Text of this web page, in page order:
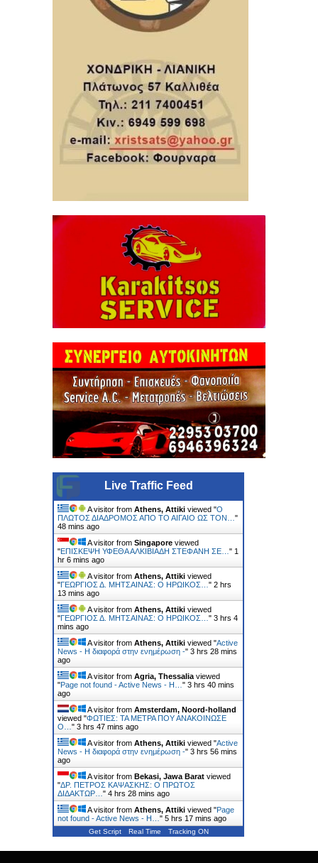
Live Traffic Feed
A visitor from Athens, Attiki viewed "Ο
ΠΛΩΤΟΣ ΔΙΑΔΡΟΜΟΣ ΑΠΟ ΤΟ ΑΙΓΑΙΟ ΩΣ ΤΟΝ… "
48 mins ago
A visitor from Singapore viewed
"ΕΠΙΣΚΕΨΗ ΥΦΕΘΑ ΑΛΚΙΒΙΑΔΗ ΣΤΕΦΑΝΗ ΣΕ… " 1
hr 6 mins ago
A visitor from Athens, Attiki viewed
"ΓΕΩΡΓΙΟΣ Δ. ΜΗΤΣΑΙΝΑΣ: Ο ΗΡΩΙΚΟΣ… " 2 hrs
13 mins ago
A visitor from Athens, Attiki viewed
"ΓΕΩΡΓΙΟΣ Δ. ΜΗΤΣΑΙΝΑΣ: Ο ΗΡΩΙΚΟΣ… " 3 hrs 4
mins ago
A visitor from Athens, Attiki viewed "Active
News - Η διαφορά στην ενημέρωση -" 3 hrs 28 mins
ago
A visitor from Agria, Thessalia viewed
"Page not found - Active News - Η… " 3 hrs 40 mins
ago
A visitor from Amsterdam, Noord-holland
viewed "ΦΩΤΙΕΣ: ΤΑ ΜΕΤΡΑ ΠΟΥ ΑΝΑΚΟΙΝΩΣΕ
Ο… " 3 hrs 47 mins ago
A visitor from Athens, Attiki viewed "Active
News - Η διαφορά στην ενημέρωση -" 3 hrs 56 mins
ago
A visitor from Bekasi, Jawa Barat viewed
"ΔΡ. ΠΕΤΡΟΣ ΚΑΨΑΣΚΗΣ: Ο ΠΡΩΤΟΣ
ΔΙΔΑΚΤΩΡ… " 4 hrs 28 mins ago
A visitor from Athens, Attiki viewed "Page
not found - Active News - Η… " 5 hrs 17 mins ago
Get Script Real Time Tracking ON